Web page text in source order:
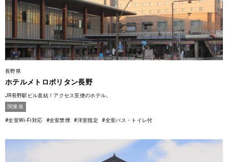
長野県
ホテルメトロポリタン長野
JR長野駅ビル直結！アクセス至便のホテル。
関東発
#全室Wi-Fi対応 #全室禁煙 #洋室指定 #全室バス・トイレ付